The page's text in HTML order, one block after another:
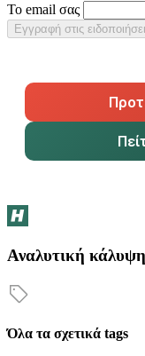
Το email σας
Εγγραφή στις
Αναλυτική κάλυψη
Όλα τα σχετικά tags